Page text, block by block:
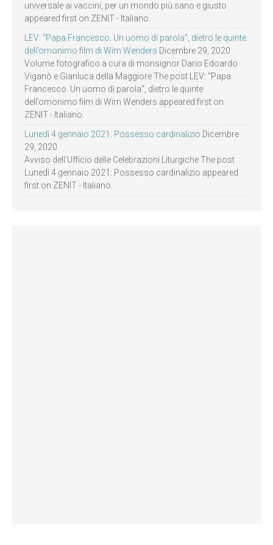
universale ai vaccini, per un mondo più sano e giusto
appeared first on ZENIT - Italiano.
LEV: “Papa Francesco. Un uomo di parola”, dietro le quinte
dell’omonimo film di Wim Wenders Dicembre 29, 2020
Volume fotografico a cura di monsignor Dario Edoardo
Viganò e Gianluca della Maggiore The post LEV: “Papa
Francesco. Un uomo di parola”, dietro le quinte
dell’omonimo film di Wim Wenders appeared first on
ZENIT - Italiano.
Lunedì 4 gennaio 2021: Possesso cardinalizio Dicembre
29, 2020
Avviso dell’Ufficio delle Celebrazioni Liturgiche The post
Lunedì 4 gennaio 2021: Possesso cardinalizio appeared
first on ZENIT - Italiano.